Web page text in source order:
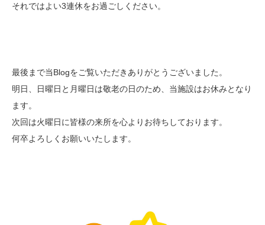
それではよい3連休をお過ごしください。
最後まで当Blogをご覧いただきありがとうございました。
明日、日曜日と月曜日は敬老の日のため、当施設はお休みとなり
ます。
次回は火曜日に皆様の来所を心よりお待ちしております。
何卒よろしくお願いいたします。